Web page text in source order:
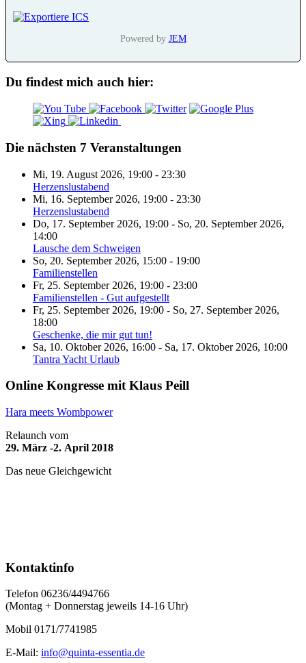
Powered by JEM
Du findest mich auch hier:
Die nächsten 7 Veranstaltungen
Mi, 19. August 2026, 19:00 - 23:30
Herzenslustabend
Mi, 16. September 2026, 19:00 - 23:30
Herzenslustabend
Do, 17. September 2026, 19:00 - So, 20. September 2026,
14:00
Lausche dem Schweigen
So, 20. September 2026, 15:00 - 19:00
Familienstellen
Fr, 25. September 2026, 19:00 - 23:00
Familienstellen - Gut aufgestellt
Fr, 25. September 2026, 19:00 - So, 27. September 2026,
18:00
Geschenke, die mir gut tun!
Sa, 10. Oktober 2026, 16:00 - Sa, 17. Oktober 2026, 10:00
Tantra Yacht Urlaub
Online Kongresse mit Klaus Peill
Hara meets Wombpower
Relaunch vom
29. März -2. April 2018
Das neue Gleichgewicht
Kontaktinfo
Telefon 06236/4494766
(Montag + Donnerstag jeweils 14-16 Uhr)
Mobil 0171/7741985
E-Mail: info@quinta-essentia.de